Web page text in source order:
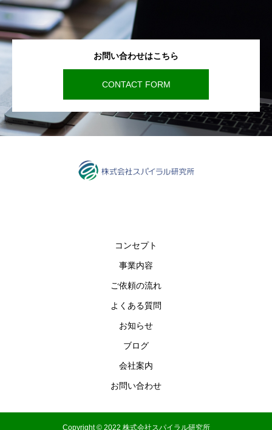
お問い合わせはこちら
CONTACT FORM
コンセプト
事業内容
ご依頼の流れ
よくある質問
お知らせ
ブログ
会社案内
お問い合わせ
Copyright © 2022 株式会社スパイラル研究所